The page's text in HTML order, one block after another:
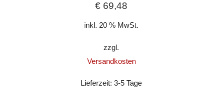
€ 69,48
inkl. 20 % MwSt.
zzgl.
Versandkosten
Lieferzeit:3-5 Tage